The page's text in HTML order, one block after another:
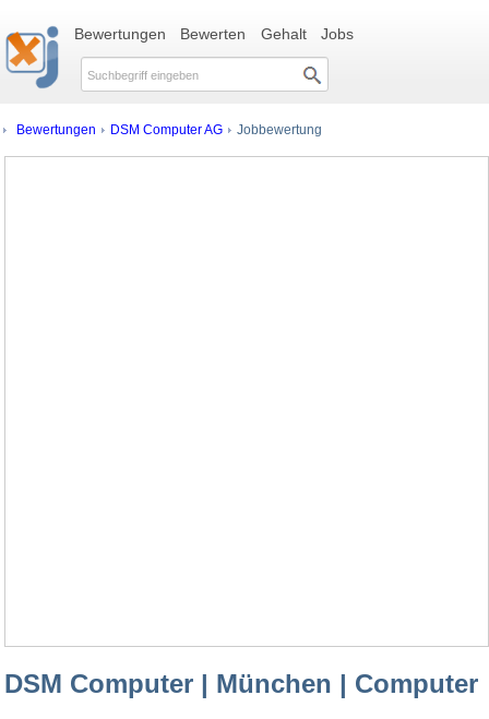
Bewertungen Bewerten Gehalt Jobs
Bewertungen DSM Computer AG Jobbewertung
DSM Computer | München | Computer